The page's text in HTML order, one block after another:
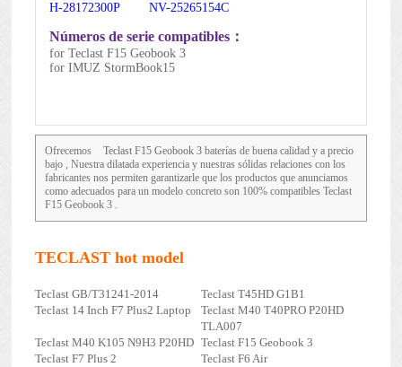
H-28172300P NV-25265154C
Números de serie compatibles：
for Teclast F15 Geobook 3
for IMUZ StormBook15
Ofrecemos Teclast F15 Geobook 3baterías de buena calidad y a precio
bajo , Nuestra dilatada experiencia y nuestras sólidas relaciones con los
fabricantes nos permiten garantizarle que los productos que anunciamos
como adecuados para un modelo concreto son 100% compatibles Teclast
F15 Geobook 3 .
TECLAST hot model
Teclast GB/T31241-2014
Teclast T45HD G1B1
Teclast 14 Inch F7 Plus2 Laptop
Teclast M40 T40PRO P20HD
TLA007
Teclast M40 K105 N9H3 P20HD Teclast F15 Geobook 3
Teclast F7 Plus 2
Teclast F6 Air